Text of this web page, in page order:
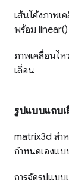
เส้นโค้งภาพ
พร้อม linear()
ภาพเคลื่อนไห
เลื่อน
รูปแบบแถบเ
matrix3d สำ
กำหนดเองแ
การจัดรูปแบ